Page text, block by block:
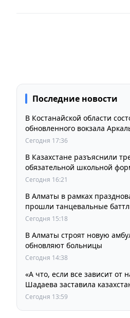
Последние новости
В Костанайской области
обновленного вокзала
Сегодня 17:36
В Казахстане разъяснили
обязательной школьной
Сегодня 16:21
В Алматы в рамках
прошли танцевальные
Your Style
Сегодня 15:18
В Алматы строят новую
обновляют больницы
Сегодня 14:38
«А что, если все зависит от
Шадаева заставила
задуматься
Сегодня 13:59